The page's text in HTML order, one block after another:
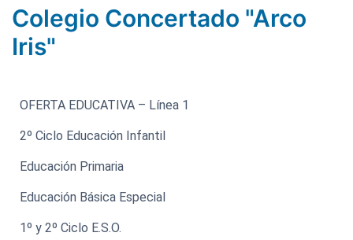
Colegio Concertado "Arco
Iris"
OFERTA EDUCATIVA – Línea 1
2º Ciclo Educación Infantil
Educación Primaria
Educación Básica Especial
1º y 2º Ciclo E.S.O.